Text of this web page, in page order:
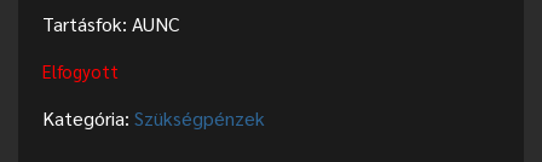
Tartásfok: AUNC
Elfogyott
Kategória: Szükségpénzek